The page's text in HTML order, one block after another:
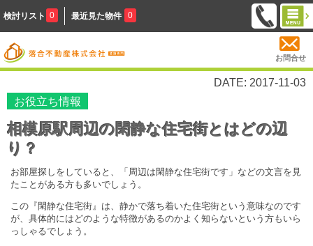
検討リスト 0 最近見た物件 0
お問合せ
DATE: 2017-11-03
お役立ち情報
相模原駅周辺の閑静な住宅街とはどの辺
り？
お部屋探しをしていると、「周辺は閑静な住宅街です」などの文言を見
たことがある方も多いでしょう。
この『閑静な住宅街』は、静かで落ち着いた住宅街という意味なのです
が、具体的にはどのような特徴があるのかよく知らないという方もいら
っしゃるでしょう。